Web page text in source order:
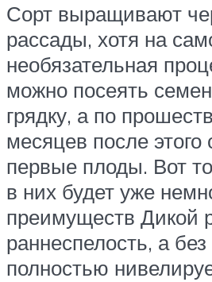
Сорт выращивают
рассады, хотя на
необязательная
можно посеять
грядку, а по
месяцев после этого
первые плоды. Вот
в них будет уже
преимуществ Дикой
раннеспелость, а
полностью